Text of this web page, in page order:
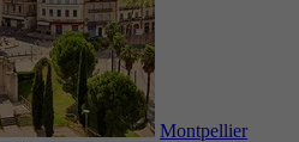
Montpellier